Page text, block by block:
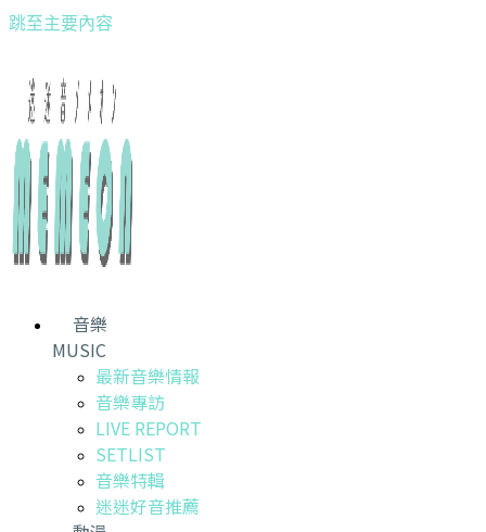
跳至主要內容
音樂
MUSIC
最新音樂情報
音樂專訪
LIVE REPORT
SETLIST
音樂特輯
迷迷好音推薦